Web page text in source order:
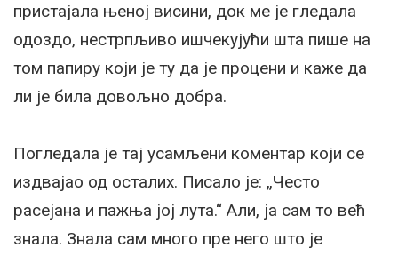
пристајала њеној висини, док ме је гледала
одоздо, нестрпљиво ишчекујући шта пише на
том папиру који је ту да је процени и каже да
ли је била довољно добра.
Погледала је тај усамљени коментар који се
издвајао од осталих. Писало је: „Често
расејана и пажња јој лута.“ Али, ја сам то већ
знала. Знала сам много пре него што је